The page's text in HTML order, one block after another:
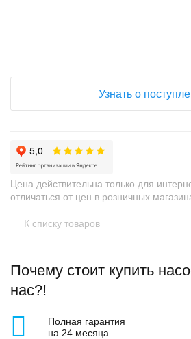
Узнать о
Цена действительна только для
отличаться от цен в розничных
К списку товаров
Почему стоит купить
нас?!
Полная гарантия
на 24 месяца